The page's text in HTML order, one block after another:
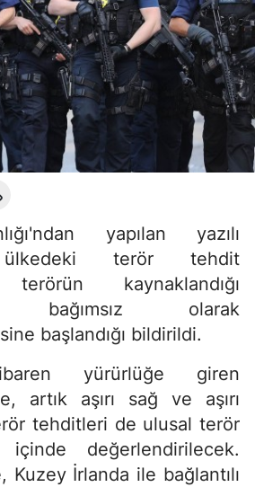
yapılan yazılı
ülkedeki terör tehdit
terörün kaynaklandığı
bağımsız olarak
başlandığı bildirildi.
yürürlüğe giren
artık aşırı sağ ve aşırı
tehditleri de ulusal terör
değerlendirilecek.
Kuzey İrlanda ile bağlantılı